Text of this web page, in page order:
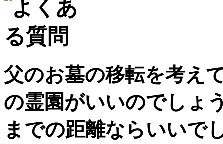
父のお墓の移転を考え
の霊園がいいのでしょ
までの距離ならいいで